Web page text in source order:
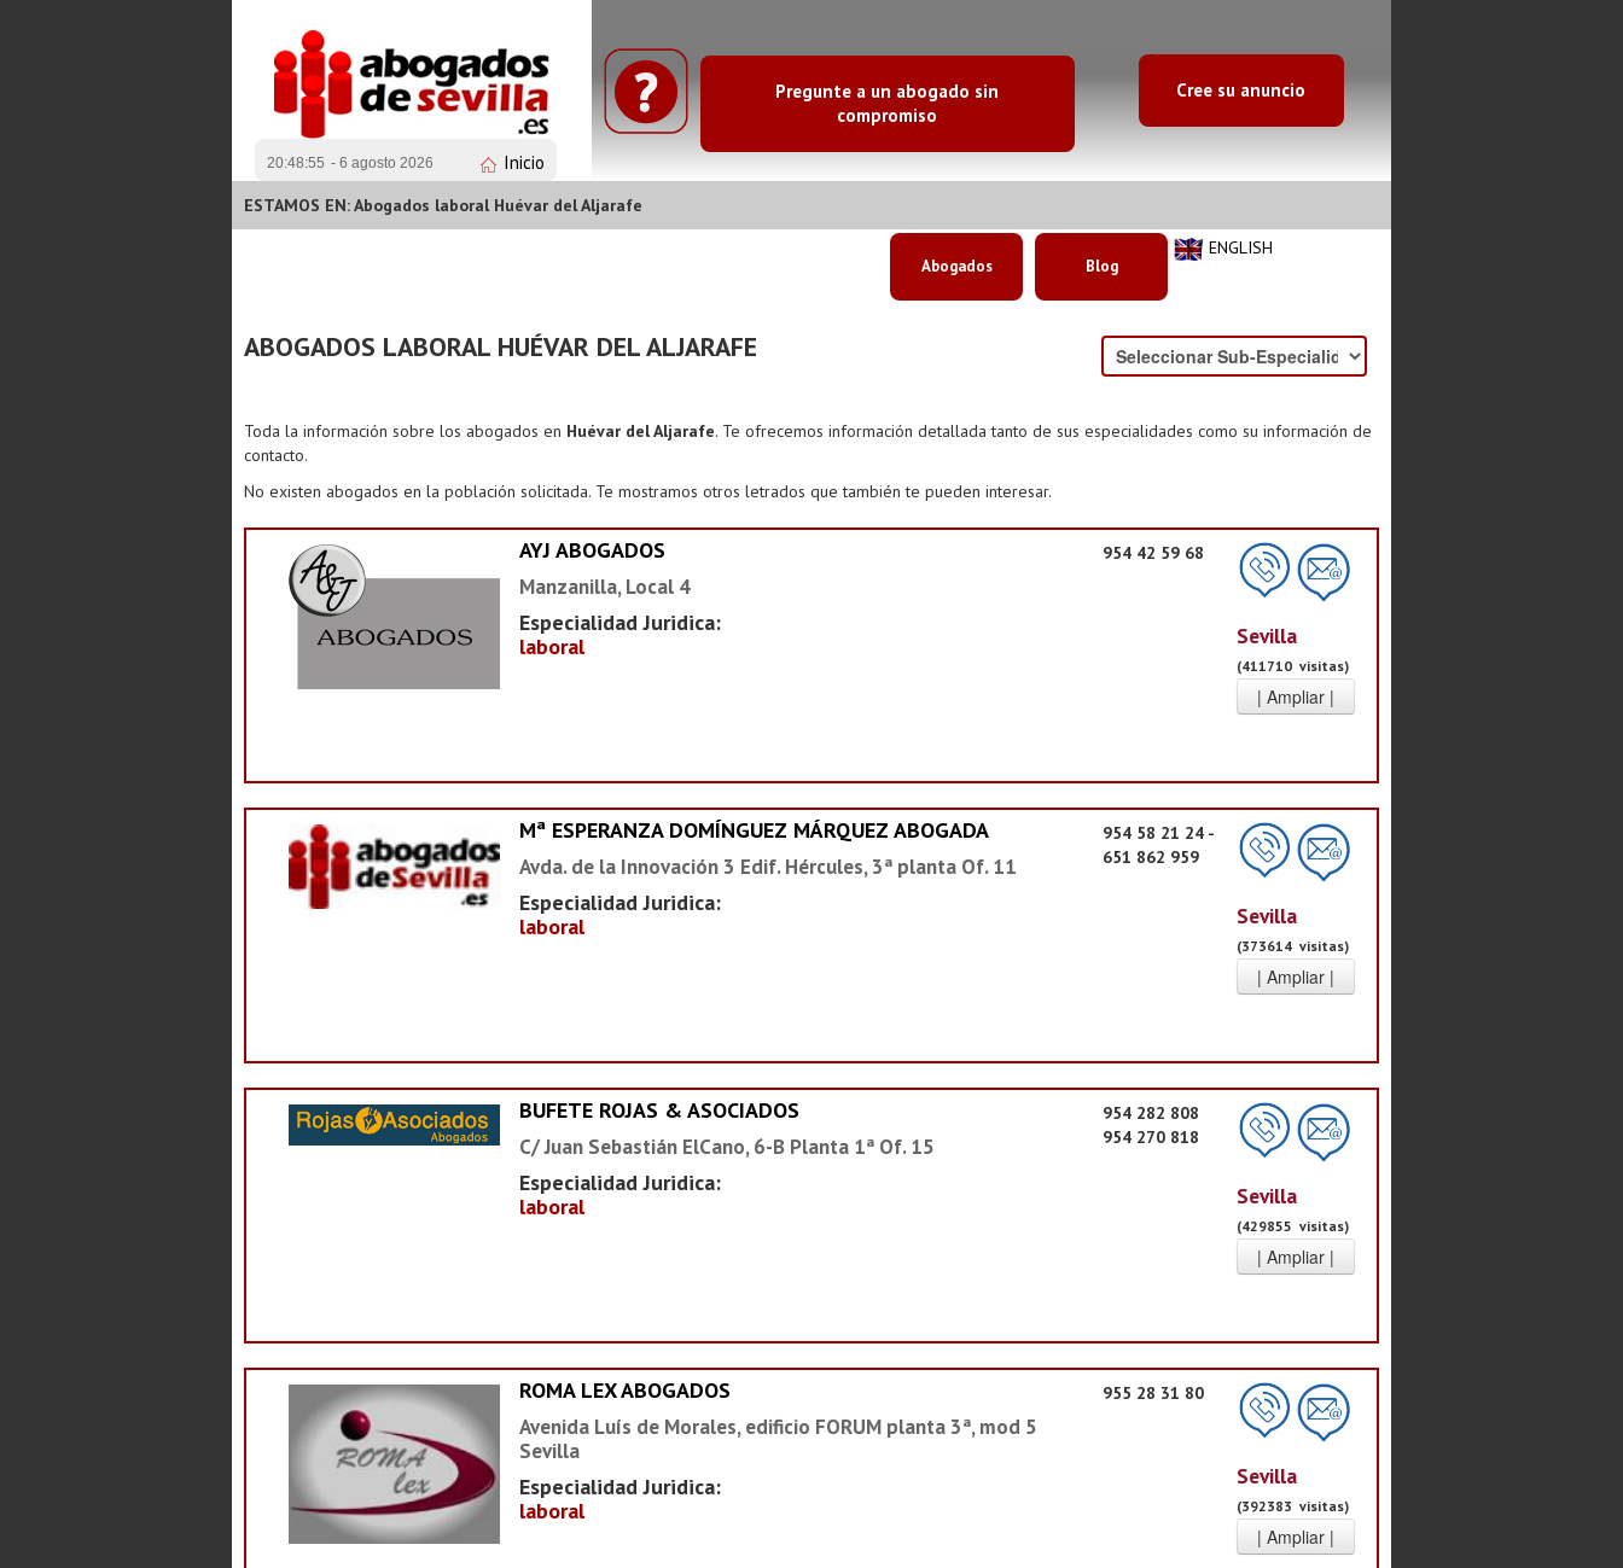
20:48:55 - 6 agosto 2026 Inicio
Pregunte a un abogado sin
compromiso
Cree su anuncio
ESTAMOS EN: Abogados laboral Huévar del Aljarafe
ENGLISH
Abogados Blog
ABOGADOS LABORAL HUÉVAR DEL ALJARAFE
Toda la información sobre los abogados en Huévar del Aljarafe. Te ofrecemos información detallada tanto de sus especialidades como su información de
contacto.
No existen abogados en la población solicitada. Te mostramos otros letrados que también te pueden interesar.
AYJ ABOGADOS
Manzanilla, Local 4
Especialidad Juridica:
laboral
954 42 59 68
Sevilla
(411710 visitas)
Mª ESPERANZA DOMÍNGUEZ MÁRQUEZ ABOGADA
Avda. de la Innovación 3 Edif. Hércules, 3ª planta Of. 11
Especialidad Juridica:
laboral
954 58 21 24 -
651 862 959
Sevilla
(373614 visitas)
BUFETE ROJAS & ASOCIADOS
C/ Juan Sebastián ElCano, 6-B Planta 1ª Of. 15
Especialidad Juridica:
laboral
954 282 808
954 270 818
Sevilla
(429855 visitas)
ROMA LEX ABOGADOS
Avenida Luís de Morales, edificio FORUM planta 3ª, mod 5
Sevilla
Especialidad Juridica:
laboral
955 28 31 80
Sevilla
(392383 visitas)